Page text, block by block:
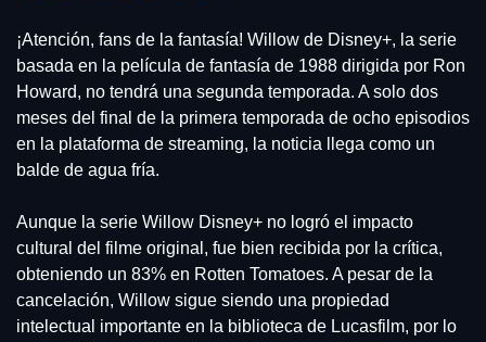
¡Atención, fans de la fantasía! Willow de Disney+, la serie
basada en la película de fantasía de 1988 dirigida por Ron
Howard, no tendrá una segunda temporada. A solo dos
meses del final de la primera temporada de ocho episodios
en la plataforma de streaming, la noticia llega como un
balde de agua fría.
Aunque la serie Willow Disney+ no logró el impacto
cultural del filme original, fue bien recibida por la crítica,
obteniendo un 83% en Rotten Tomatoes. A pesar de la
cancelación, Willow sigue siendo una propiedad
intelectual importante en la biblioteca de Lucasfilm, por lo